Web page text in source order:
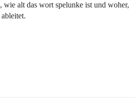
wie alt das wort spelunke ist und woher,